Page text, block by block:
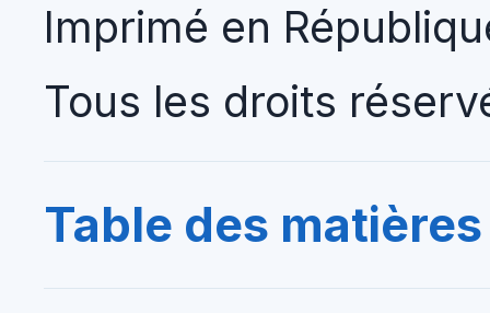
Imprimé en
Tous les droits
Table des matières